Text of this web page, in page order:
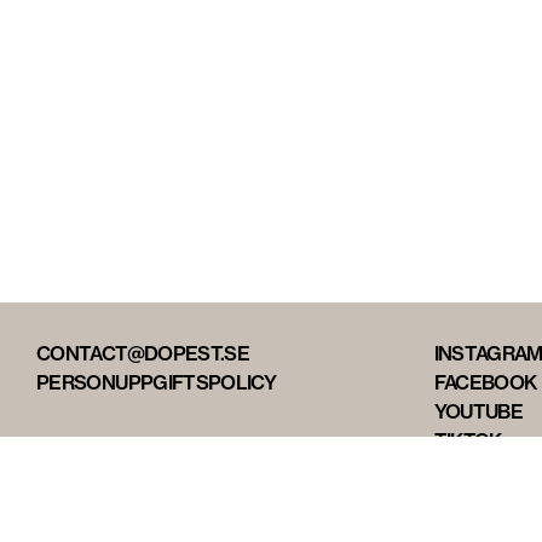
CONTACT@DOPEST.SE
PERSONUPPGIFTSPOLICY
INSTAGRAM
FACEBOOK
YOUTUBE
TIKTOK